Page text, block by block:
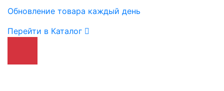
Обновление товара каждый день
Перейти в Каталог